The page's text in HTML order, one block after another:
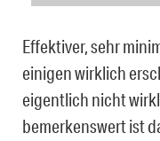
Effektiver, sehr
einigen wirklich
eigentlich nicht
bemerkenswert ist